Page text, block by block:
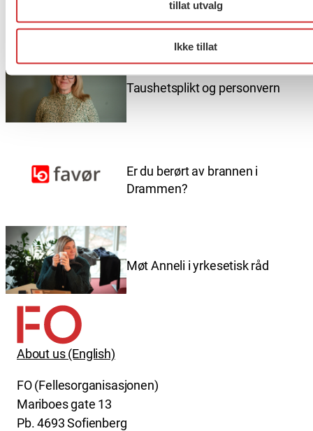
tillat utvalg
Ikke tillat
Taushetsplikt og personvern
Er du berørt av brannen i
Drammen?
Møt Anneli i yrkesetisk råd
About us (English)
FO (Fellesorganisasjonen)
Mariboes gate 13
Pb. 4693 Sofienberg